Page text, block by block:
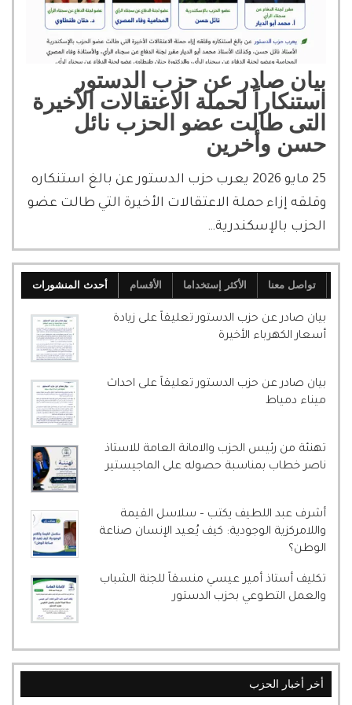
بيان صادر عن حزب الدستور
استنكاراً لحملة الاعتقالات الأخيرة
التى طالت عضو الحزب نائل
حسن وأخرين
25 مايو 2026 يعرب حزب الدستور عن بالغ استنكاره
وقلقه إزاء حملة الاعتقالات الأخيرة التي طالت عضو
الحزب بالإسكندرية…
أحدث المنشورات الأقسام الأكثر إستخداما تواصل معنا
بيان صادر عن حزب الدستور تعليقاً على زيادة
أسعار الكهرباء الأخيرة
بيان صادر عن حزب الدستور تعليقاً على احداث
ميناء دمياط
تهنئة من رئيس الحزب والامانة العامة للاستاذ
ناصر خطاب بمناسبة حصوله على الماجيستير
أشرف عبد اللطيف يكتب – سلاسل القيمة
واللامركزية الوجودية: كيف يُعيد الإنسان صناعة
الوطن؟
تكليف أستاذ أمير عيسي منسقاً للجنة الشباب
والعمل التطوعي بحزب الدستور
أخر أخبار الحزب